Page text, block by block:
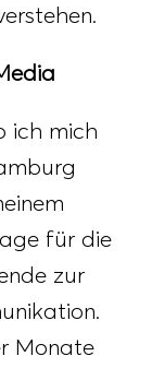
ich mich
für die
zur
Monate